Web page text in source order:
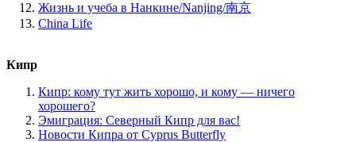
Жизнь и учеба в Нанкине/Nanjing/南京
China Life
Кипр
Кипр: кому тут жить хорошо, и кому — ничего
хорошего?
Эмиграция: Северный Кипр для вас!
Новости Кипра от Cyprus Butterfly